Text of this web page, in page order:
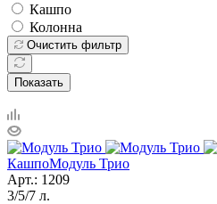
Кашпо
Колонна
Очистить фильтр
Показать
КашпоМодуль Трио
Арт.: 1209
3/5/7 л.